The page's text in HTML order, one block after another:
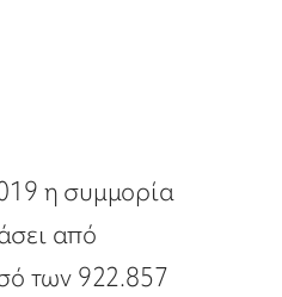
η συμμορία
από
των 922.857